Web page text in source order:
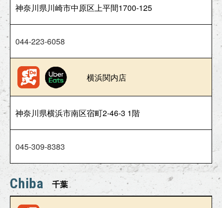
神奈川県川崎市中原区上平間1700-125
044-223-6058
横浜関内店
神奈川県横浜市南区宿町2‐46‐3 1階
045-309-8383
Chiba 千葉